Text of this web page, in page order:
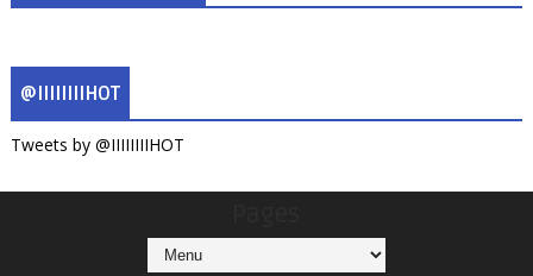
@IIIIIIIIHOT
Tweets by @IIIIIIIIHOT